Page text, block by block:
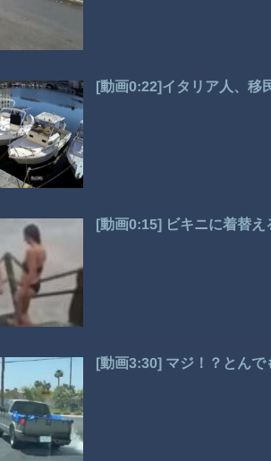
[動画0:22]イタリア人、移
[動画0:15] ビキニに着替
[動画3:30] マジ！？とん